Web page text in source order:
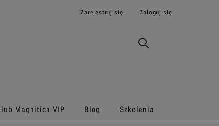
Zarejestruj się Zaloguj się
Magnitica VIP Blog Szkolenia